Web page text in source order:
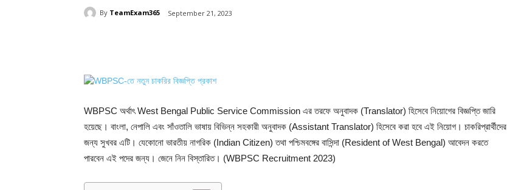
By TeamExam365 September 21, 2023
WBPSC অর্থাৎ West Bengal Public Service Commission এর তরফে অনুবাদক (Translator) হিসেবে নিয়োগের বিজ্ঞপ্তি জারি
হয়েছে। বাংলা, নেপালি এবং সাঁওতালি ভাষায় বিভিন্ন সহকারী অনুবাদক (Assistant Translator) হিসেবে করা হবে এই নিয়োগ। চাকরিপ্রার্থীদের
জন্য সুখবর এটি। যেকোনো ভারতীয় নাগরিক (Indian Citizen) তথা পশ্চিমবঙ্গের বাসিন্দা (Resident of West Bengal) আবেদন করতে
পারবেন এই পদের জন্য। জেনে নিন বিস্তারিত। (WBPSC Recruitment 2023)